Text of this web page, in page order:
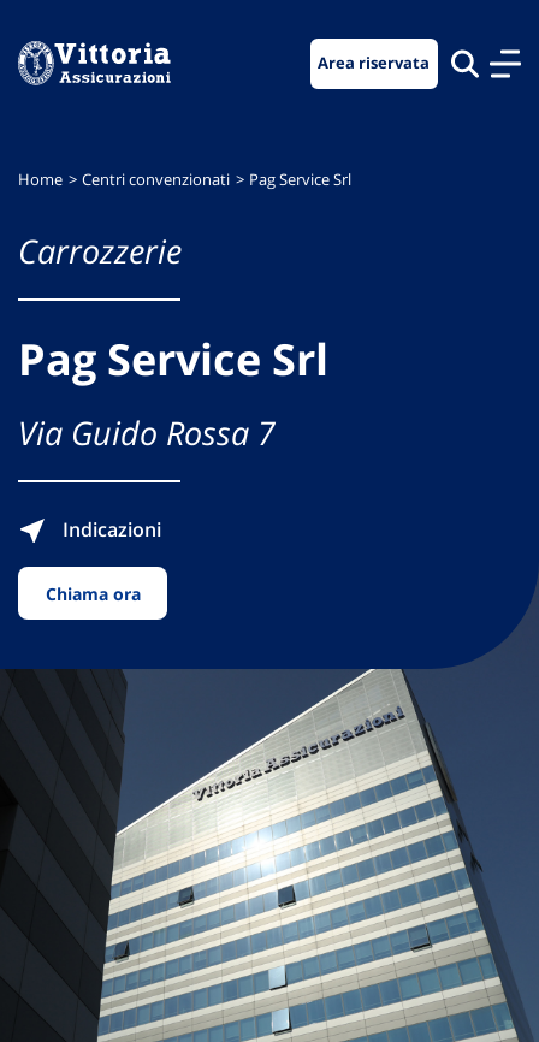
menu
contenuto
footer
Area riservata
Home Centri convenzionati Pag Service Srl
Carrozzerie
Pag Service Srl
Via Guido Rossa 7
Indicazioni
Chiama ora